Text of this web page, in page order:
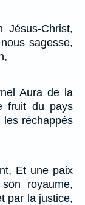
Christ,
sagesse,
Aura de la
fruit du pays
réchappés
Et une paix
royaume,
par la justice,